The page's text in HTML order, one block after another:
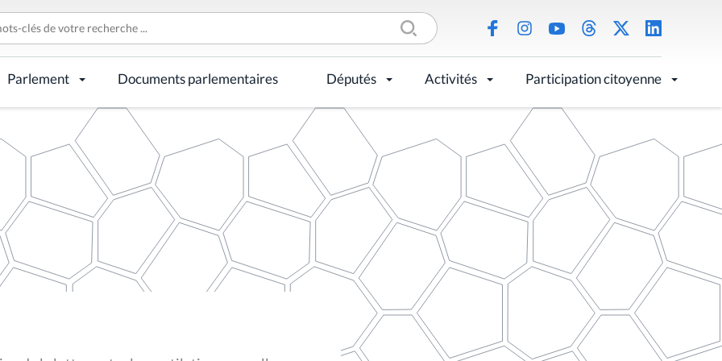
Parlement Documents parlementaires Députés Activités Participation citoyenne